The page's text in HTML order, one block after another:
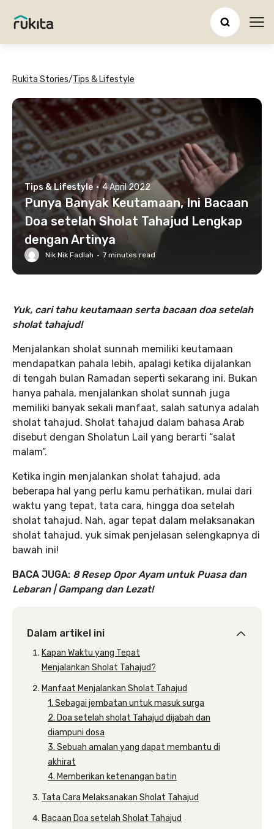
Rukita Stories/Tips & Lifestyle
Tips & Lifestyle · 4 April 2022
Punya Banyak Keutamaan, Ini Bacaan
Doa setelah Sholat Tahajud Lengkap
dengan Artinya
Nik Nik Fadlah · 7 minutes read
Yuk, cari tahu keutamaan serta bacaan doa setelah
sholat tahajud!
Menjalankan sholat sunnah memiliki keutamaan
mendapatkan pahala lebih, apalagi ketika dijalankan
di tengah bulan Ramadan seperti sekarang ini. Bukan
hanya pahala, menjalankan sholat sunnah juga
memiliki banyak sekali manfaat, salah satunya adalah
sholat tahajud. Sholat tahajud dalam bahasa Arab
disebut dengan Sholatun Lail yang berarti “salat
malam”.
Ketika ingin menjalankan sholat tahajud, ada
beberapa hal yang perlu kamu perhatikan, mulai dari
waktu yang tepat, tata cara, hingga doa setelah
sholat tahajud. Nah, agar tepat dalam melaksanakan
sholat tahajud, yuk simak penjelasan selengkapnya di
bawah ini!
BACA JUGA: 8 Resep Opor Ayam untuk Puasa dan
Lebaran | Gampang dan Lezat!
Dalam artikel ini
Kapan Waktu yang Tepat
Menjalankan Sholat Tahajud?
Manfaat Menjalankan Sholat Tahajud
1. Sebagai jembatan untuk masuk surga
2. Doa setelah sholat Tahajud dijabah dan
diampuni dosa
3. Sebuah amalan yang dapat membantu di
akhirat
4. Memberikan ketenangan batin
Tata Cara Melaksanakan Sholat Tahajud
Bacaan Doa setelah Sholat Tahajud